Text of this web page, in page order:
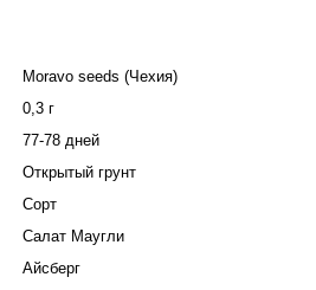
Moravo seeds (Чехия)
0,3 г
77-78 дней
Открытый грунт
Сорт
Салат Маугли
Айсберг